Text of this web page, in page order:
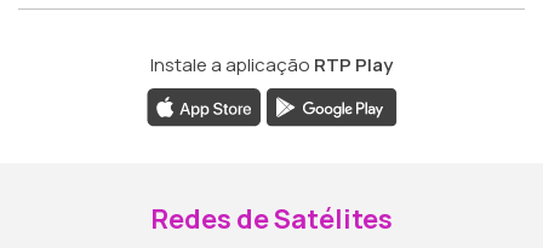
Instale a aplicação RTP Play
Redes de Satélites